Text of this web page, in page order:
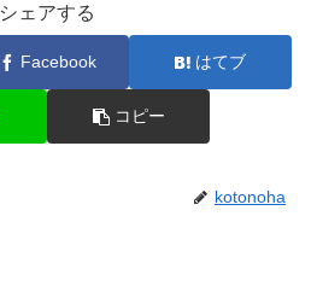
シェアする
Facebook はてブ
コピー
kotonoha